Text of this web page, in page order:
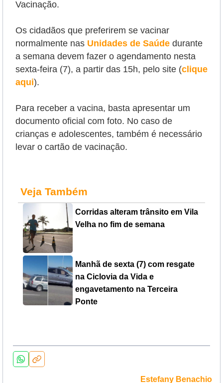
Vacinação.
Os cidadãos que preferirem se vacinar
normalmente nas Unidades de Saúde durante
a semana devem fazer o agendamento nesta
sexta-feira (7), a partir das 15h, pelo site (clique
aqui).
Para receber a vacina, basta apresentar um
documento oficial com foto. No caso de
crianças e adolescentes, também é necessário
levar o cartão de vacinação.
Veja Também
Corridas alteram trânsito em Vila
Velha no fim de semana
Manhã de sexta (7) com resgate
na Ciclovia da Vida e
engavetamento na Terceira
Ponte
Estefany Benachio